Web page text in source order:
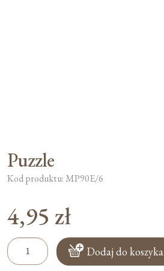
Puzzle
Kod produktu: MP90E/6
4,95 zł
ilość
Puzzle
Dodaj do koszyka